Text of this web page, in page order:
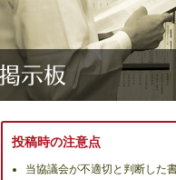
投稿時の注意点
当協議会が不適切と判断した